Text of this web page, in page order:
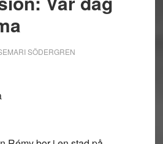
SÖDERGREN